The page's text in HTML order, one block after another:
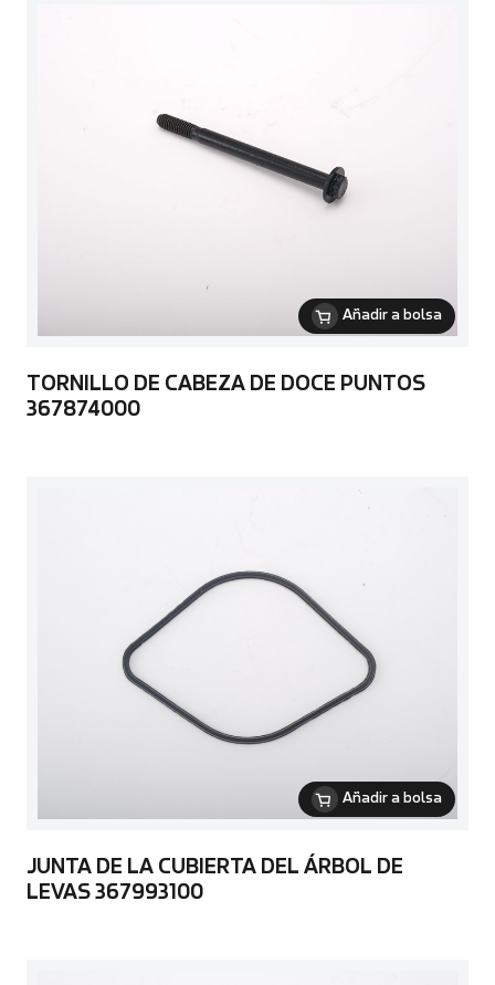
Añadir a bolsa
TORNILLO DE CABEZA DE DOCE PUNTOS
367874000
Añadir a bolsa
JUNTA DE LA CUBIERTA DEL ÁRBOL DE
LEVAS 367993100